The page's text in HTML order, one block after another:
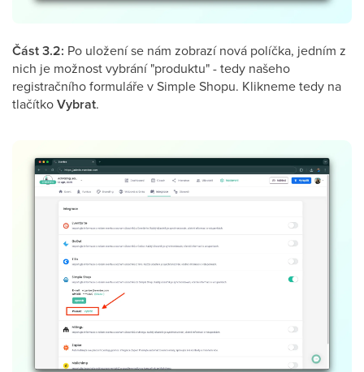
Část 3.2: Po uložení se nám zobrazí nová políčka, jedním z
nich je možnost vybrání "produktu" - tedy našeho
registračního formuláře v Simple Shopu. Klikneme tedy na
tlačítkoVybrat.